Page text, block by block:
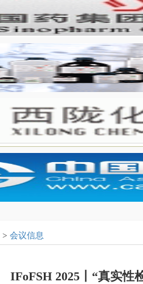
> 会议信息
IFoFSH 2025丨“真实性